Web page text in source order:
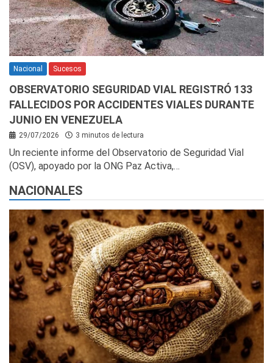
Nacional Sucesos
OBSERVATORIO SEGURIDAD VIAL REGISTRÓ 133
FALLECIDOS POR ACCIDENTES VIALES DURANTE
JUNIO EN VENEZUELA
29/07/2026 3 minutos de lectura
Un reciente informe del Observatorio de Seguridad Vial
(OSV), apoyado por la ONG Paz Activa,…
NACIONALES